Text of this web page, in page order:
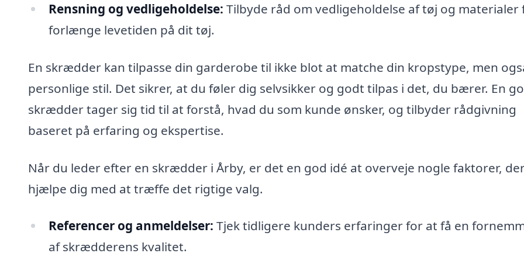
Rensning og vedligeholdelse: Tilbyde råd om vedligeholdelse af tøj og materialer
forlænge levetiden på dit tøj.
En skrædder kan tilpasse din garderobe til ikke blot at matche din kropstype, men
personlige stil. Det sikrer, at du føler dig selvsikker og godt tilpas i det, du bærer. En
skrædder tager sig tid til at forstå, hvad du som kunde ønsker, og tilbyder rådgivning
baseret på erfaring og ekspertise.
Når du leder efter en skrædder i Årby, er det en god idé at overveje nogle faktorer,
hjælpe dig med at træffe det rigtige valg.
Referencer og anmeldelser: Tjek tidligere kunders erfaringer for at få en
af skrædderens kvalitet.